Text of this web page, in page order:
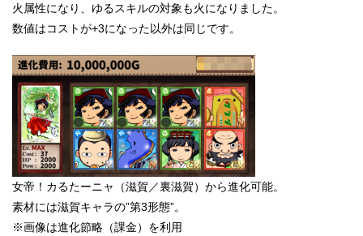
火属性になり、ゆるスキルの対象も火になりました。
数値はコストが+3になった以外は同じです。
女帝！カるたーニャ（滋賀／裏滋賀）から進化可能。
素材には滋賀キャラの”第3形態”。
※画像は進化節略（課金）を利用